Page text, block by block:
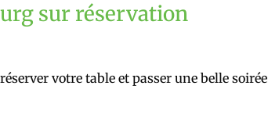
sur réservation
votre table et passer une belle soirée